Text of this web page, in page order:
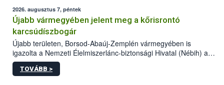
2026. augusztus 7, péntek
Újabb vármegyében jelent meg a kőrisrontó
karcsúdíszbogár
Újabb területen, Borsod-Abaúj-Zemplén vármegyében is
igazolta a Nemzeti Élelmiszerlánc-biztonsági Hivatal (Nébih) a
kőrisrontó karcsúdíszbogár (Agrilus planipennis) jelenlétét. A
kártevőt nem csak színcsapdában találták meg, de már fertőzött
TOVÁBB >